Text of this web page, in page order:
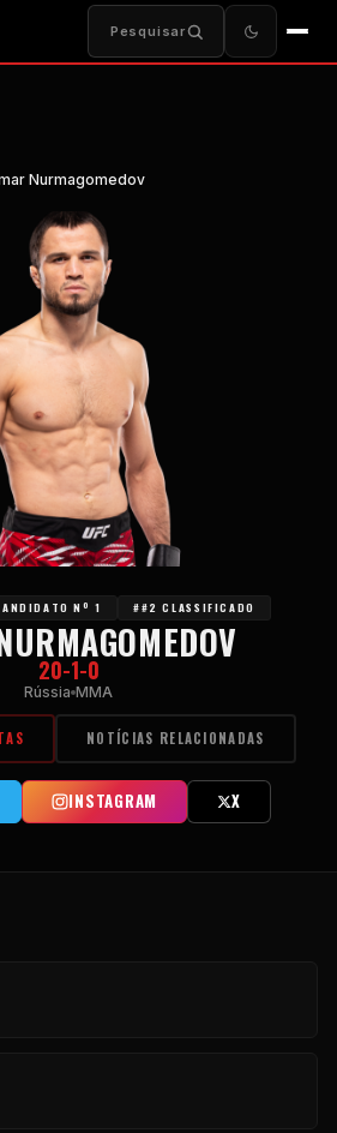
Pesquisar
Nurmagomedov
Nº 1 ##2 CLASSIFICADO
20-1-0
Rússia MMA
NOTÍCIAS RELACIONADAS
INSTAGRAM X